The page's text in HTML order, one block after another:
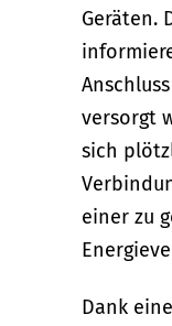
Geräten.
versorgt
sich
einer zu
Dank